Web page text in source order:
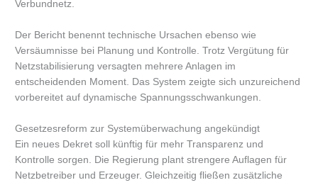
Verbundnetz.
Der Bericht benennt technische Ursachen ebenso wie
Versäumnisse bei Planung und Kontrolle. Trotz Vergütung für
Netzstabilisierung versagten mehrere Anlagen im
entscheidenden Moment. Das System zeigte sich unzureichend
vorbereitet auf dynamische Spannungsschwankungen.
Gesetzesreform zur Systemüberwachung angekündigt
Ein neues Dekret soll künftig für mehr Transparenz und
Kontrolle sorgen. Die Regierung plant strengere Auflagen für
Netzbetreiber und Erzeuger. Gleichzeitig fließen zusätzliche